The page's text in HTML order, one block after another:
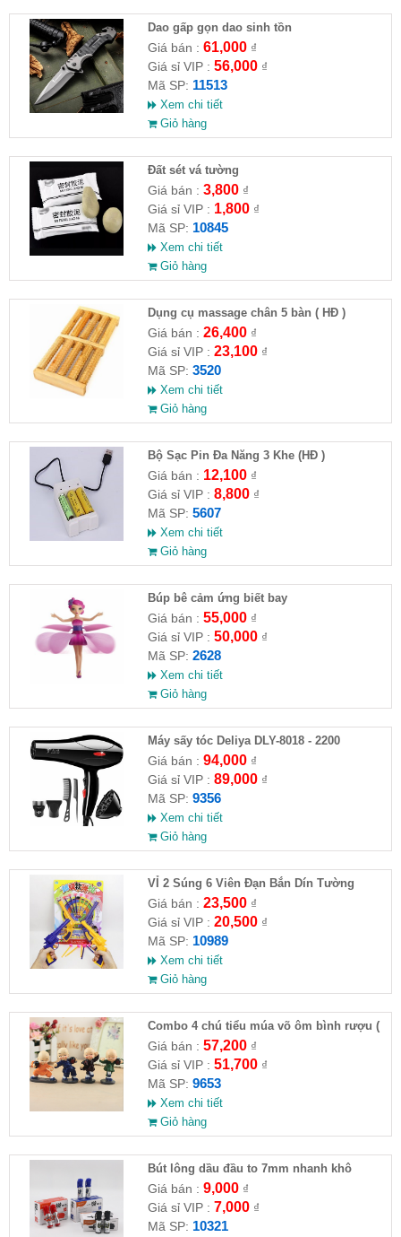
Dao gấp gọn dao sinh tồn
Giá bán : 61,000₫
Giá sỉ VIP : 56,000₫
Mã SP: 11513
Xem chi tiết
Giỏ hàng
Đất sét vá tường
Giá bán : 3,800₫
Giá sỉ VIP : 1,800₫
Mã SP: 10845
Xem chi tiết
Giỏ hàng
Dụng cụ massage chân 5 bàn ( HĐ )
Giá bán : 26,400₫
Giá sỉ VIP : 23,100₫
Mã SP: 3520
Xem chi tiết
Giỏ hàng
Bộ Sạc Pin Đa Năng 3 Khe (HĐ )
Giá bán : 12,100₫
Giá sỉ VIP : 8,800₫
Mã SP: 5607
Xem chi tiết
Giỏ hàng
​Búp bê cảm ứng biết bay
Giá bán : 55,000₫
Giá sỉ VIP : 50,000₫
Mã SP: 2628
Xem chi tiết
Giỏ hàng
Máy sấy tóc Deliya DLY-8018 - 2200
Giá bán : 94,000₫
Giá sỉ VIP : 89,000₫
Mã SP: 9356
Xem chi tiết
Giỏ hàng
VỈ 2 Súng 6 Viên Đạn Bắn Dín Tường
Giá bán : 23,500₫
Giá sỉ VIP : 20,500₫
Mã SP: 10989
Xem chi tiết
Giỏ hàng
Combo 4 chú tiểu múa võ ôm bình rượu (
HĐ )
Giá bán : 57,200₫
Giá sỉ VIP : 51,700₫
Mã SP: 9653
Xem chi tiết
Giỏ hàng
Bút lông dầu đầu to 7mm nhanh khô
Giá bán : 9,000₫
Giá sỉ VIP : 7,000₫
Mã SP: 10321